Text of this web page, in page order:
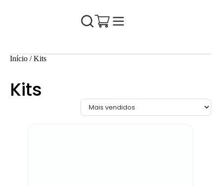
Início / Kits
Kits